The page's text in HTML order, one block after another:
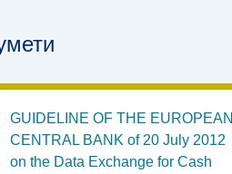
GUIDELINE OF THE EUROPEAN
CENTRAL BANK of 20 July 2012
on the Data Exchange for Cash